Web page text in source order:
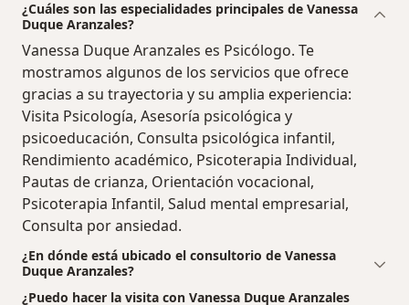
¿Cuáles son las especialidades principales de Vanessa
Duque Aranzales?
Vanessa Duque Aranzales es Psicólogo. Te
mostramos algunos de los servicios que ofrece
gracias a su trayectoria y su amplia experiencia:
Visita Psicología, Asesoría psicológica y
psicoeducación, Consulta psicológica infantil,
Rendimiento académico, Psicoterapia Individual,
Pautas de crianza, Orientación vocacional,
Psicoterapia Infantil, Salud mental empresarial,
Consulta por ansiedad.
¿En dónde está ubicado el consultorio de Vanessa
Duque Aranzales?
¿Puedo hacer la visita con Vanessa Duque Aranzales